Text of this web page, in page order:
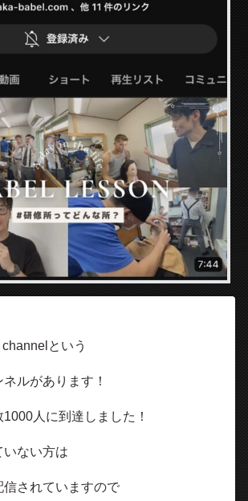
という
ルがあります！
人に到達しました！
いない方は
されていますので